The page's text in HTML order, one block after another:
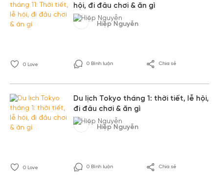
hội, đi đâu chơi & ăn gì
Hiệp Nguyễn
0 Love 0 Bình luận Chia sẻ
Du lịch Tokyo tháng 1: thời tiết, lễ hội,
đi đâu chơi & ăn gì
Hiệp Nguyễn
0 Love 0 Bình luận Chia sẻ